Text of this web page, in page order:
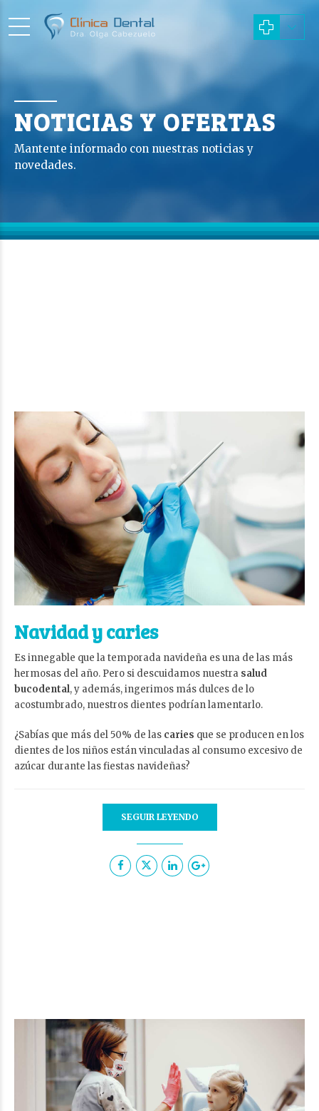
NOTICIAS Y OFERTAS
Mantente informado con nuestras noticias y
novedades.
Navidad y caries
Es innegable que la temporada navideña es una de las más
hermosas del año. Pero si descuidamos nuestra salud
bucodental, y además, ingerimos más dulces de lo
acostumbrado, nuestros dientes podrían lamentarlo.
¿Sabías que más del 50% de las caries que se producen en los
dientes de los niños están vinculadas al consumo excesivo de
azúcar durante las fiestas navideñas?
SEGUIR LEYENDO